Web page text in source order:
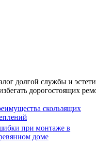
долгой службы и
дорогостоящих
скользящих
при монтаже в
доме